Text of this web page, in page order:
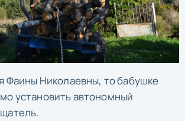
Фаины Николаевны, то бабушке
установить автономный